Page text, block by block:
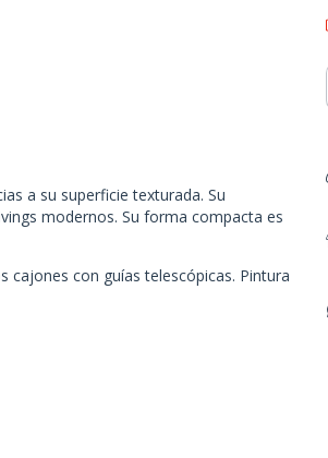
a su superficie texturada. Su
modernos. Su forma compacta es
cajones con guías telescópicas. Pintura